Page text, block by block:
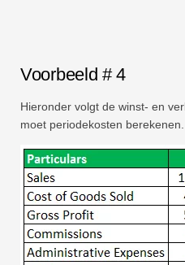
Voorbeeld # 4
Hieronder volgt de winst- en
moet periodekosten berekenen.